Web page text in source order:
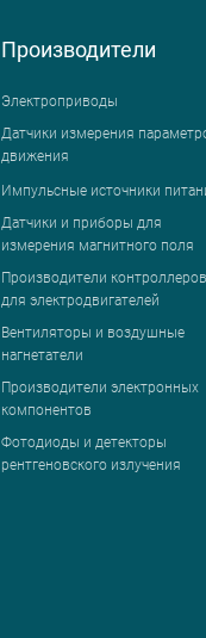
Производители
Электроприводы
Датчики измерения
движения
Импульсные источники
Датчики и приборы для
измерения магнитного поля
Производители контроллеров
для электродвигателей
Вентиляторы и воздушные
нагнетатели
Производители электронных
компонентов
Фотодиоды и детекторы
рентгеновского излучения